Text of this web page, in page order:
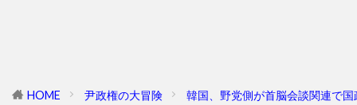
HOME 尹政権の大冒険 韓国、野党側が首脳会談関連で